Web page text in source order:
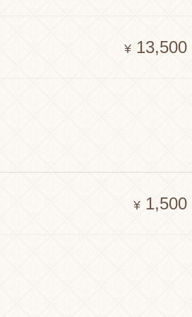
¥ 13,500
¥ 1,500